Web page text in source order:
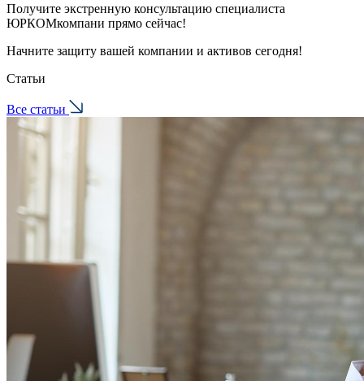
Получите экстренную консультацию специалиста
ЮРКОМкомпани прямо сейчас!
Начните защиту вашей компании и активов сегодня!
Статьи
Все статьи